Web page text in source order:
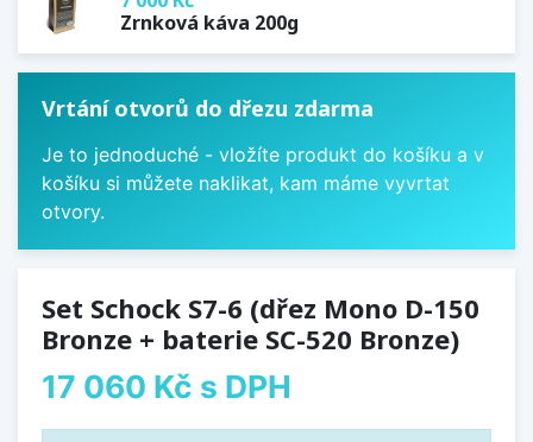
Zrnková káva 200g
Vrtání otvorů do dřezu zdarma
Je to jednoduché - vložíte produkt do košíku a v
košíku si můžete naklikat, kam máme vyvrtat
otvory.
Set Schock S7-6 (dřez Mono D-150
Bronze + baterie SC-520 Bronze)
17 060 Kč s DPH